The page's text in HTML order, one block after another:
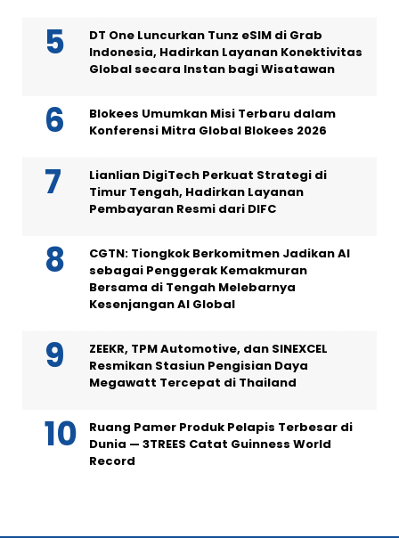
DT One Luncurkan Tunz eSIM di Grab
Indonesia, Hadirkan Layanan Konektivitas
Global secara Instan bagi Wisatawan
Blokees Umumkan Misi Terbaru dalam
Konferensi Mitra Global Blokees 2026
Lianlian DigiTech Perkuat Strategi di
Timur Tengah, Hadirkan Layanan
Pembayaran Resmi dari DIFC
CGTN: Tiongkok Berkomitmen Jadikan AI
sebagai Penggerak Kemakmuran
Bersama di Tengah Melebarnya
Kesenjangan AI Global
ZEEKR, TPM Automotive, dan SINEXCEL
Resmikan Stasiun Pengisian Daya
Megawatt Tercepat di Thailand
Ruang Pamer Produk Pelapis Terbesar di
Dunia — 3TREES Catat Guinness World
Record